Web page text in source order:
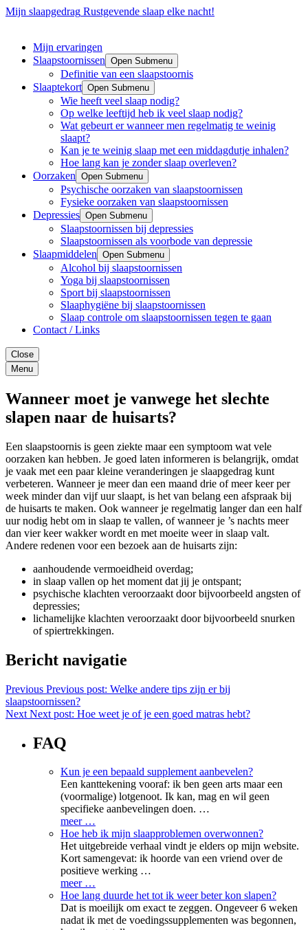
Mijn slaapgedrag Rustgevende slaap elke nacht!
Mijn ervaringen
Slaapstoornissen Open Submenu
Definitie van een slaapstoornis
Slaaptekort Open Submenu
Wie heeft veel slaap nodig?
Op welke leeftijd heb ik veel slaap nodig?
Wat gebeurt er wanneer men regelmatig te weinig
slaapt?
Kan je te weinig slaap met een middagdutje inhalen?
Hoe lang kan je zonder slaap overleven?
Oorzaken Open Submenu
Psychische oorzaken van slaapstoornissen
Fysieke oorzaken van slaapstoornissen
Depressies Open Submenu
Slaapstoornissen bij depressies
Slaapstoornissen als voorbode van depressie
Slaapmiddelen Open Submenu
Alcohol bij slaapstoornissen
Yoga bij slaapstoornissen
Sport bij slaapstoornissen
Slaaphygiëne bij slaapstoornissen
Slaap controle om slaapstoornissen tegen te gaan
Contact / Links
Close
Menu
Wanneer moet je vanwege het slechte
slapen naar de huisarts?
Een slaapstoornis is geen ziekte maar een symptoom wat vele
oorzaken kan hebben. Je goed laten informeren is belangrijk, omdat
je vaak met een paar kleine veranderingen je slaapgedrag kunt
verbeteren. Wanneer je meer dan een maand drie of meer keer per
week minder dan vijf uur slaapt, is het van belang een afspraak bij
de huisarts te maken. Ook wanneer je regelmatig langer dan een half
uur nodig hebt om in slaap te vallen, of wanneer je ’s nachts meer
dan vier keer wakker wordt en met moeite weer in slaap valt.
Andere redenen voor een bezoek aan de huisarts zijn:
aanhoudende vermoeidheid overdag;
in slaap vallen op het moment dat jij je ontspant;
psychische klachten veroorzaakt door bijvoorbeeld angsten of
depressies;
lichamelijke klachten veroorzaakt door bijvoorbeeld snurken
of spiertrekkingen.
Bericht navigatie
Previous Previous post: Welke andere tips zijn er bij
slaapstoornissen?
Next Next post: Hoe weet je of je een goed matras hebt?
FAQ
Kun je een bepaald supplement aanbevelen?
Een kanttekening vooraf: ik ben geen arts maar een
(voormalige) lotgenoot. Ik kan, mag en wil geen
specifieke aanbevelingen doen. …
meer …
Hoe heb ik mijn slaapproblemen overwonnen?
Het uitgebreide verhaal vindt je elders op mijn website.
Kort samengevat: ik hoorde van een vriend over de
positieve werking …
meer …
Hoe lang duurde het tot ik weer beter kon slapen?
Dat is moeilijk om exact te zeggen. Ongeveer 6 weken
nadat ik met de voedingssupplementen was begonnen,